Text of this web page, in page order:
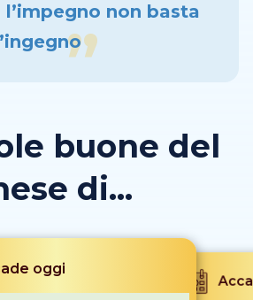
l’impegno non basta
buone del
di...
oggi